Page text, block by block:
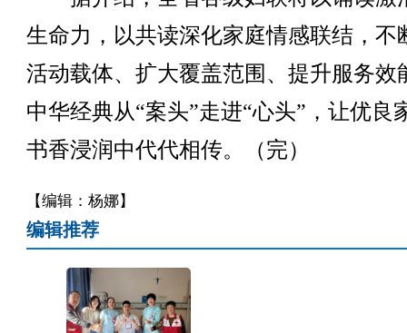
生命力，以共读深化家庭情感联结，不
活动载体、扩大覆盖范围、提升服务效
中华经典从“案头”走进“心头”，让优良
书香浸润中代代相传。（完）
【编辑：杨娜】
编辑推荐